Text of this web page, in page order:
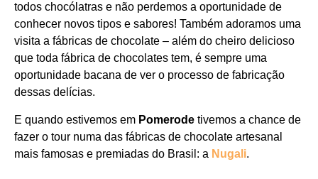
todos chocólatras e não perdemos a oportunidade de
conhecer novos tipos e sabores! Também adoramos uma
visita a fábricas de chocolate – além do cheiro delicioso
que toda fábrica de chocolates tem, é sempre uma
oportunidade bacana de ver o processo de fabricação
dessas delícias.
E quando estivemos em Pomerode tivemos a chance de
fazer o tour numa das fábricas de chocolate artesanal
mais famosas e premiadas do Brasil: a Nugali.